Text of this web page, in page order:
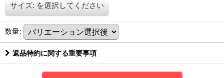
サイズ: を選択してください
数量:
返品特約に関する重要事項